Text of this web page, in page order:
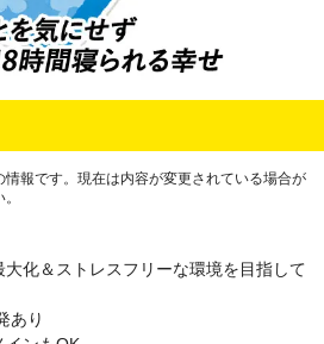
報です。現在は内容が変更されている場合が
化＆ストレスフリーな環境を目指して
あり